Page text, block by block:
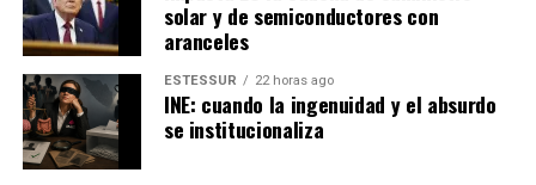
solar y de semiconductores con
aranceles
ESTESSUR 22 horas ago
INE: cuando la ingenuidad y el absurdo
se institucionaliza